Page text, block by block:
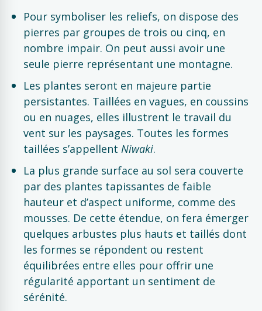
Pour symboliser les reliefs, on dispose des
pierres par groupes de trois ou cinq, en
nombre impair. On peut aussi avoir une
seule pierre représentant une montagne.
Les plantes seront en majeure partie
persistantes. Taillées en vagues, en coussins
ou en nuages, elles illustrent le travail du
vent sur les paysages. Toutes les formes
taillées s’appellent Niwaki.
La plus grande surface au sol sera couverte
par des plantes tapissantes de faible
hauteur et d’aspect uniforme, comme des
mousses. De cette étendue, on fera émerger
quelques arbustes plus hauts et taillés dont
les formes se répondent ou restent
équilibrées entre elles pour offrir une
régularité apportant un sentiment de
sérénité.